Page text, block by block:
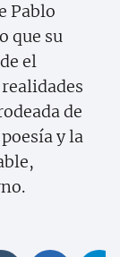
Pablo
que su
el
de
y la